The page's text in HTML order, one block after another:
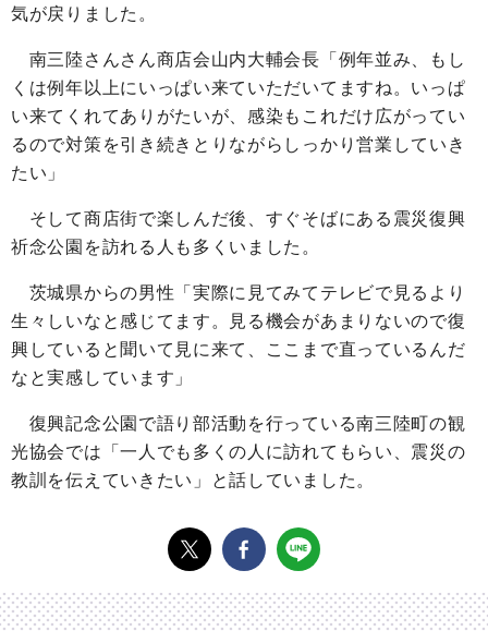
気が戻りました。
南三陸さんさん商店会山内大輔会長「例年並み、もし
くは例年以上にいっぱい来ていただいてますね。いっぱ
い来てくれてありがたいが、感染もこれだけ広がってい
るので対策を引き続きとりながらしっかり営業していき
たい」
そして商店街で楽しんだ後、すぐそばにある震災復興
祈念公園を訪れる人も多くいました。
茨城県からの男性「実際に見てみてテレビで見るより
生々しいなと感じてます。見る機会があまりないので復
興していると聞いて見に来て、ここまで直っているんだ
なと実感しています」
復興記念公園で語り部活動を行っている南三陸町の観
光協会では「一人でも多くの人に訪れてもらい、震災の
教訓を伝えていきたい」と話していました。